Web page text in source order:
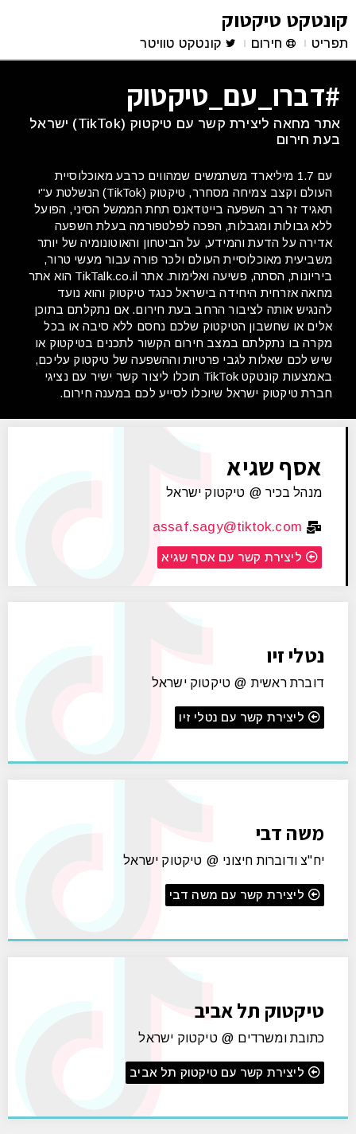
קונטקט טיקטוק
תפריט חירום קונטקט טוויטר
#דברו_עם_טיקטוק
אתר מחאה ליצירת קשר עם טיקטוק (TikTok) ישראל
בעת חירום
עם 1.7 מיליארד משתמשים שמהווים כרבע מאוכלוסיית
העולם וקצב צמיחה מסחרר, טיקטוק (TikTok) הנשלטת ע"י
תאגיד זר רב השפעה בייטדאנס תחת הממשל הסיני, הפועל
ללא גבולות ומגבלות, הפכה לפלטפורמה בעלת השפעה
אדירה על הדעת והמידע, על הביטחון והאוטונומיה של יותר
משביעית מאוכלוסיית העולם ולכר פורה עבור מעשי טרור,
ביריונות, הסתה, פשיעה ואלימות. אתר TikTalk.co.il הוא אתר
מחאה אזרחית היחידה בישראל כנגד טיקטוק והוא נועד
להנגיש אותה לציבור הרחב בעת חירום. אם נתקלתם בתוכן
אלים או שחשבון הטיקטוק שלכם נחסם ללא סיבה או בכל
מקרה בו נתקלתם במצב חירום הקשור לתכנים בטיקטוק או
שיש לכם שאלות לגבי פרטיות וההשפעה של טיקטוק עליכם,
באמצעות קונטקט TikTok תוכלו ליצור קשר ישיר עם נציגי
חברת טיקטוק ישראל שיוכלו לסייע לכם במענה חירום.
אסף שגיא
מנהל בכיר @ טיקטוק ישראל
assaf.sagy@tiktok.com
ליצירת קשר עם אסף שגיא
נטלי זיו
דוברת ראשית @ טיקטוק ישראל
ליצירת קשר עם נטלי זיו
משה דבי
יח"צ ודוברות חיצוני @ טיקטוק ישראל
ליצירת קשר עם משה דבי
טיקטוק תל אביב
כתובת ומשרדים @ טיקטוק ישראל
ליצירת קשר עם טיקטוק תל אביב